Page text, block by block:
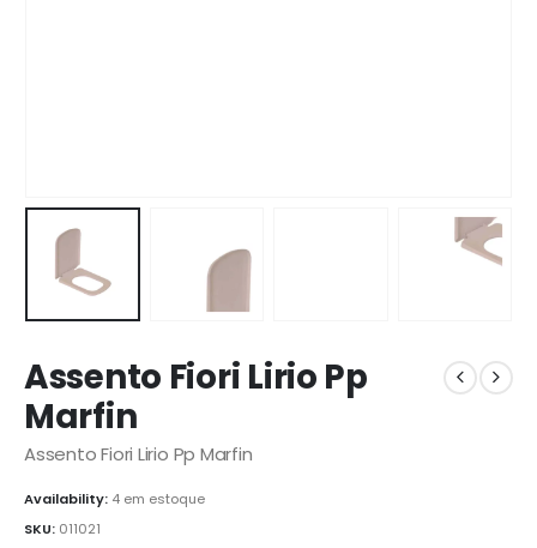
Assento Fiori Lirio Pp
Marfin
Assento Fiori Lirio Pp Marfin
Availability: 4 em estoque
SKU: 011021